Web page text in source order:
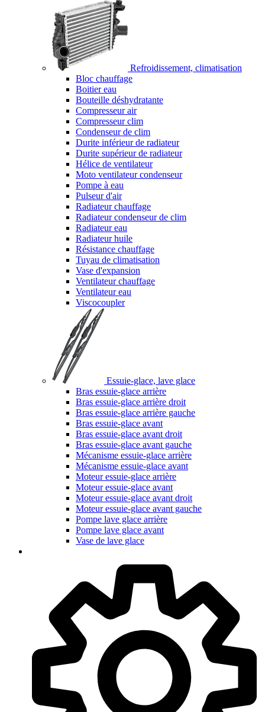
Refroidissement, climatisation
Bloc chauffage
Boitier eau
Bouteille déshydratante
Compresseur air
Compresseur clim
Condenseur de clim
Durite inférieur de radiateur
Durite supérieur de radiateur
Hélice de ventilateur
Moto ventilateur condenseur
Pompe à eau
Pulseur d'air
Radiateur chauffage
Radiateur condenseur de clim
Radiateur eau
Radiateur huile
Résistance chauffage
Tuyau de climatisation
Vase d'expansion
Ventilateur chauffage
Ventilateur eau
Viscocoupler
Essuie-glace, lave glace
Bras essuie-glace arrière
Bras essuie-glace arrière droit
Bras essuie-glace arrière gauche
Bras essuie-glace avant
Bras essuie-glace avant droit
Bras essuie-glace avant gauche
Mécanisme essuie-glace arrière
Mécanisme essuie-glace avant
Moteur essuie-glace arrière
Moteur essuie-glace avant
Moteur essuie-glace avant droit
Moteur essuie-glace avant gauche
Pompe lave glace arrière
Pompe lave glace avant
Vase de lave glace